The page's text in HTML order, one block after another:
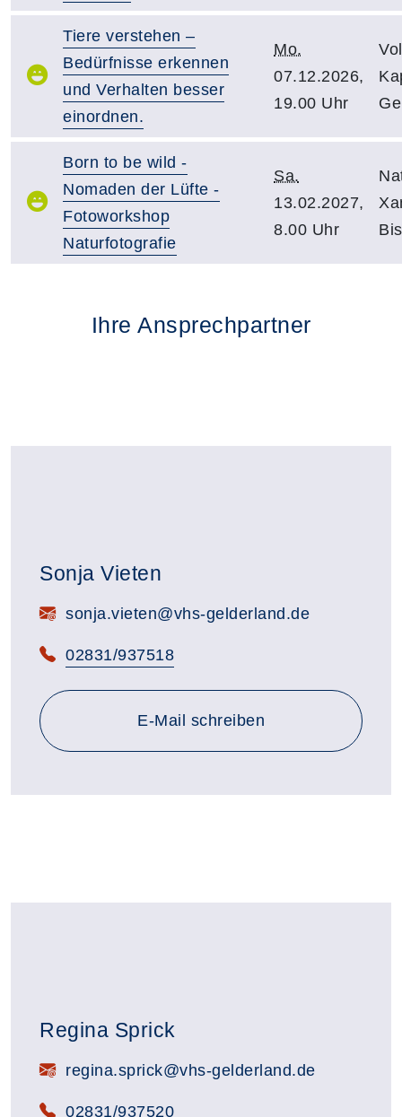
Tiere verstehen –
Bedürfnisse erkennen
und Verhalten besser
einordnen.
Mo.
07.12.2026,
19.00 Uhr
Born to be wild -
Nomaden der Lüfte -
Fotoworkshop
Naturfotografie
Sa.
13.02.2027,
8.00 Uhr
Ihre Ansprechpartner
Sonja Vieten
E-Mail:sonja.vieten@vhs-gelderland.de
Telefon:
02831/937518
E-Mail schreiben
Regina Sprick
E-Mail:regina.sprick@vhs-gelderland.de
Telefon:
02831/937520